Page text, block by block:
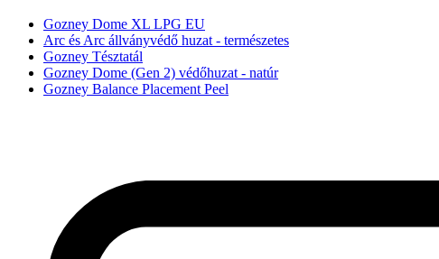
Gozney Dome XL LPG EU
Arc és Arc állványvédő huzat - természetes
Gozney Tésztatál
Gozney Dome (Gen 2) védőhuzat - natúr
Gozney Balance Placement Peel